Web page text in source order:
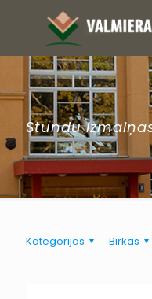
Stundu
Kategorijas Birkas